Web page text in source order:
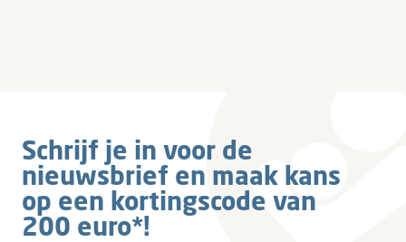
Schrijf je in voor de
nieuwsbrief en maak kans
op een kortingscode van
200 euro*!